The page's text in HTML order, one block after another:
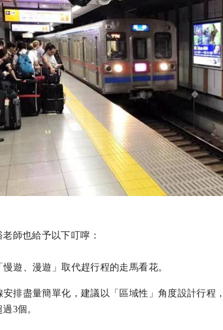
師也給予以下叮嚀：
慢遊、漫遊」取代趕行程的走馬看花。
安排盡量簡單化，建議以「區域性」角度設計行程
3個。